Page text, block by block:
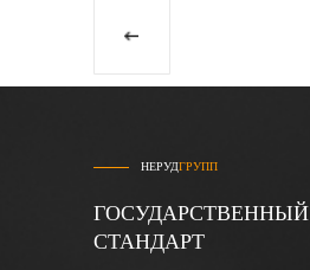
НЕРУДГРУПП
ГОСУДАРСТВЕННЫЙ
СТАНДАРТ